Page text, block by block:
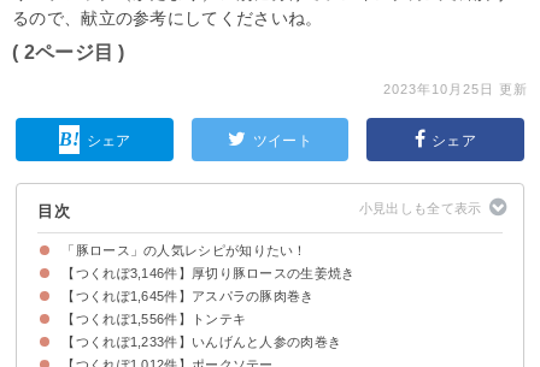
るので、献立の参考にしてくださいね。
( 2ページ目 )
2023年10月25日 更新
シェア ツイート シェア
目次
「豚ロース」の人気レシピが知りたい！
【つくれぽ3,146件】厚切り豚ロースの生姜焼き
【つくれぽ1,645件】アスパラの豚肉巻き
【つくれぽ1,556件】トンテキ
【つくれぽ1,233件】いんげんと人参の肉巻き